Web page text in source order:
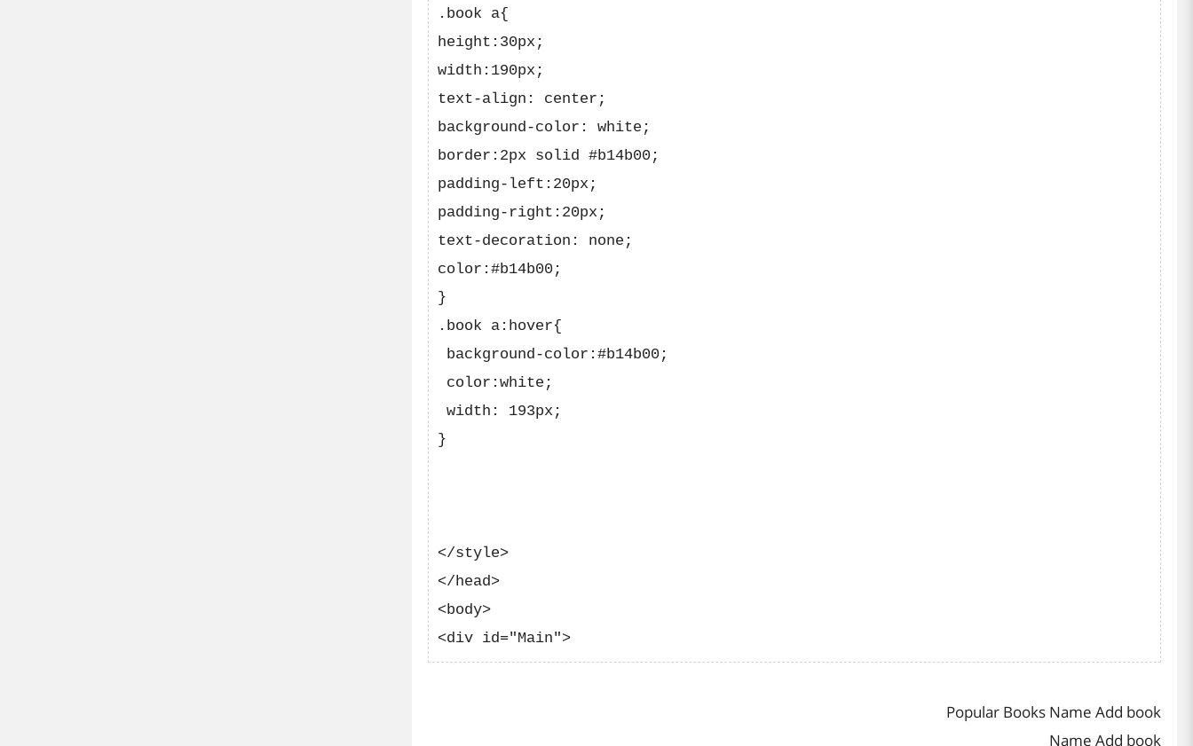
.book a{
height:30px;
width:190px;
text-align: center;
background-color: white;
border:2px solid #b14b00;
padding-left:20px;
padding-right:20px;
text-decoration: none;
color:#b14b00;
}
.book a:hover{
background-color:#b14b00;
color:white;
width: 193px;
}
</style>
</head>
<body>
Popular Books Name Add book